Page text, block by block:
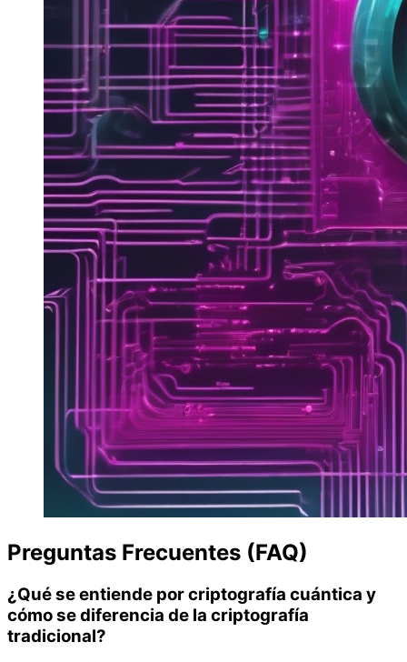
Preguntas Frecuentes (FAQ)
¿Qué se entiende por criptografía cuántica y
cómo se diferencia de la criptografía
tradicional?